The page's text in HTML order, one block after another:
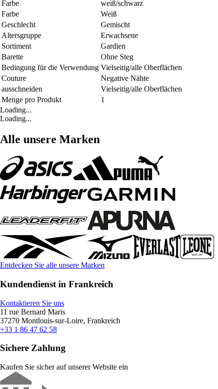
Farbe
weiß/schwarz
Farbe
Weiß
Geschlecht
Gemischt
Altersgruppe
Erwachsene
Sortiment
Gardien
Barette
Ohne Steg
Bedingung für die Verwendung Vielseitig/alle Oberflächen
Couture
Negative Nähte
ausschneiden
Vielseitig/alle Oberflächen
Menge pro Produkt
1
Loading...
Loading...
Alle unsere Marken
Entdecken Sie alle unsere Marken
Kundendienst in Frankreich
Kontaktieren Sie uns
11 rue Bernard Maris
37270 Montlouis-sur-Loire, Frankreich
+33 1 86 47 62 58
Sichere Zahlung
Kaufen Sie sicher auf unserer Website ein